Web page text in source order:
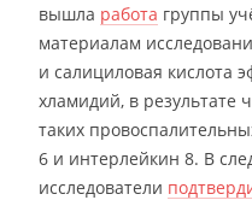
вышла работа группы
материалам
и салициловая кислота
хламидий, в результате
таких
6 и интерлейкин 8. В
исследователи